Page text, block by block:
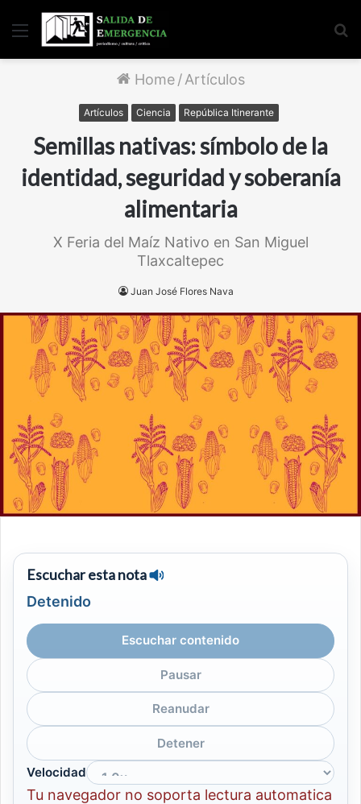
Menu
Home /Artículos
Artículos Ciencia República Itinerante
Semillas nativas: símbolo de la
identidad, seguridad y soberanía
alimentaria
X Feria del Maíz Nativo en San Miguel
Tlaxcaltepec
Juan José Flores Nava
Escuchar esta nota
Detenido
Escuchar contenido
Pausar
Reanudar
Detener
Velocidad
Tu navegador no soporta lectura automatica